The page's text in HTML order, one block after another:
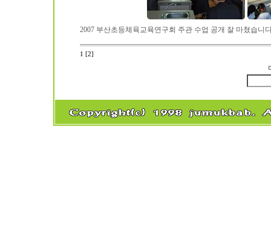
2007 부산초등체육교육연구회 주관 수업 공개 잘 마쳤습니
1 [2]